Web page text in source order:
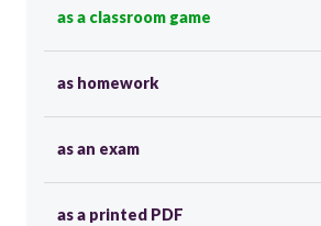
as a classroom game
as homework
as an exam
as a printed PDF